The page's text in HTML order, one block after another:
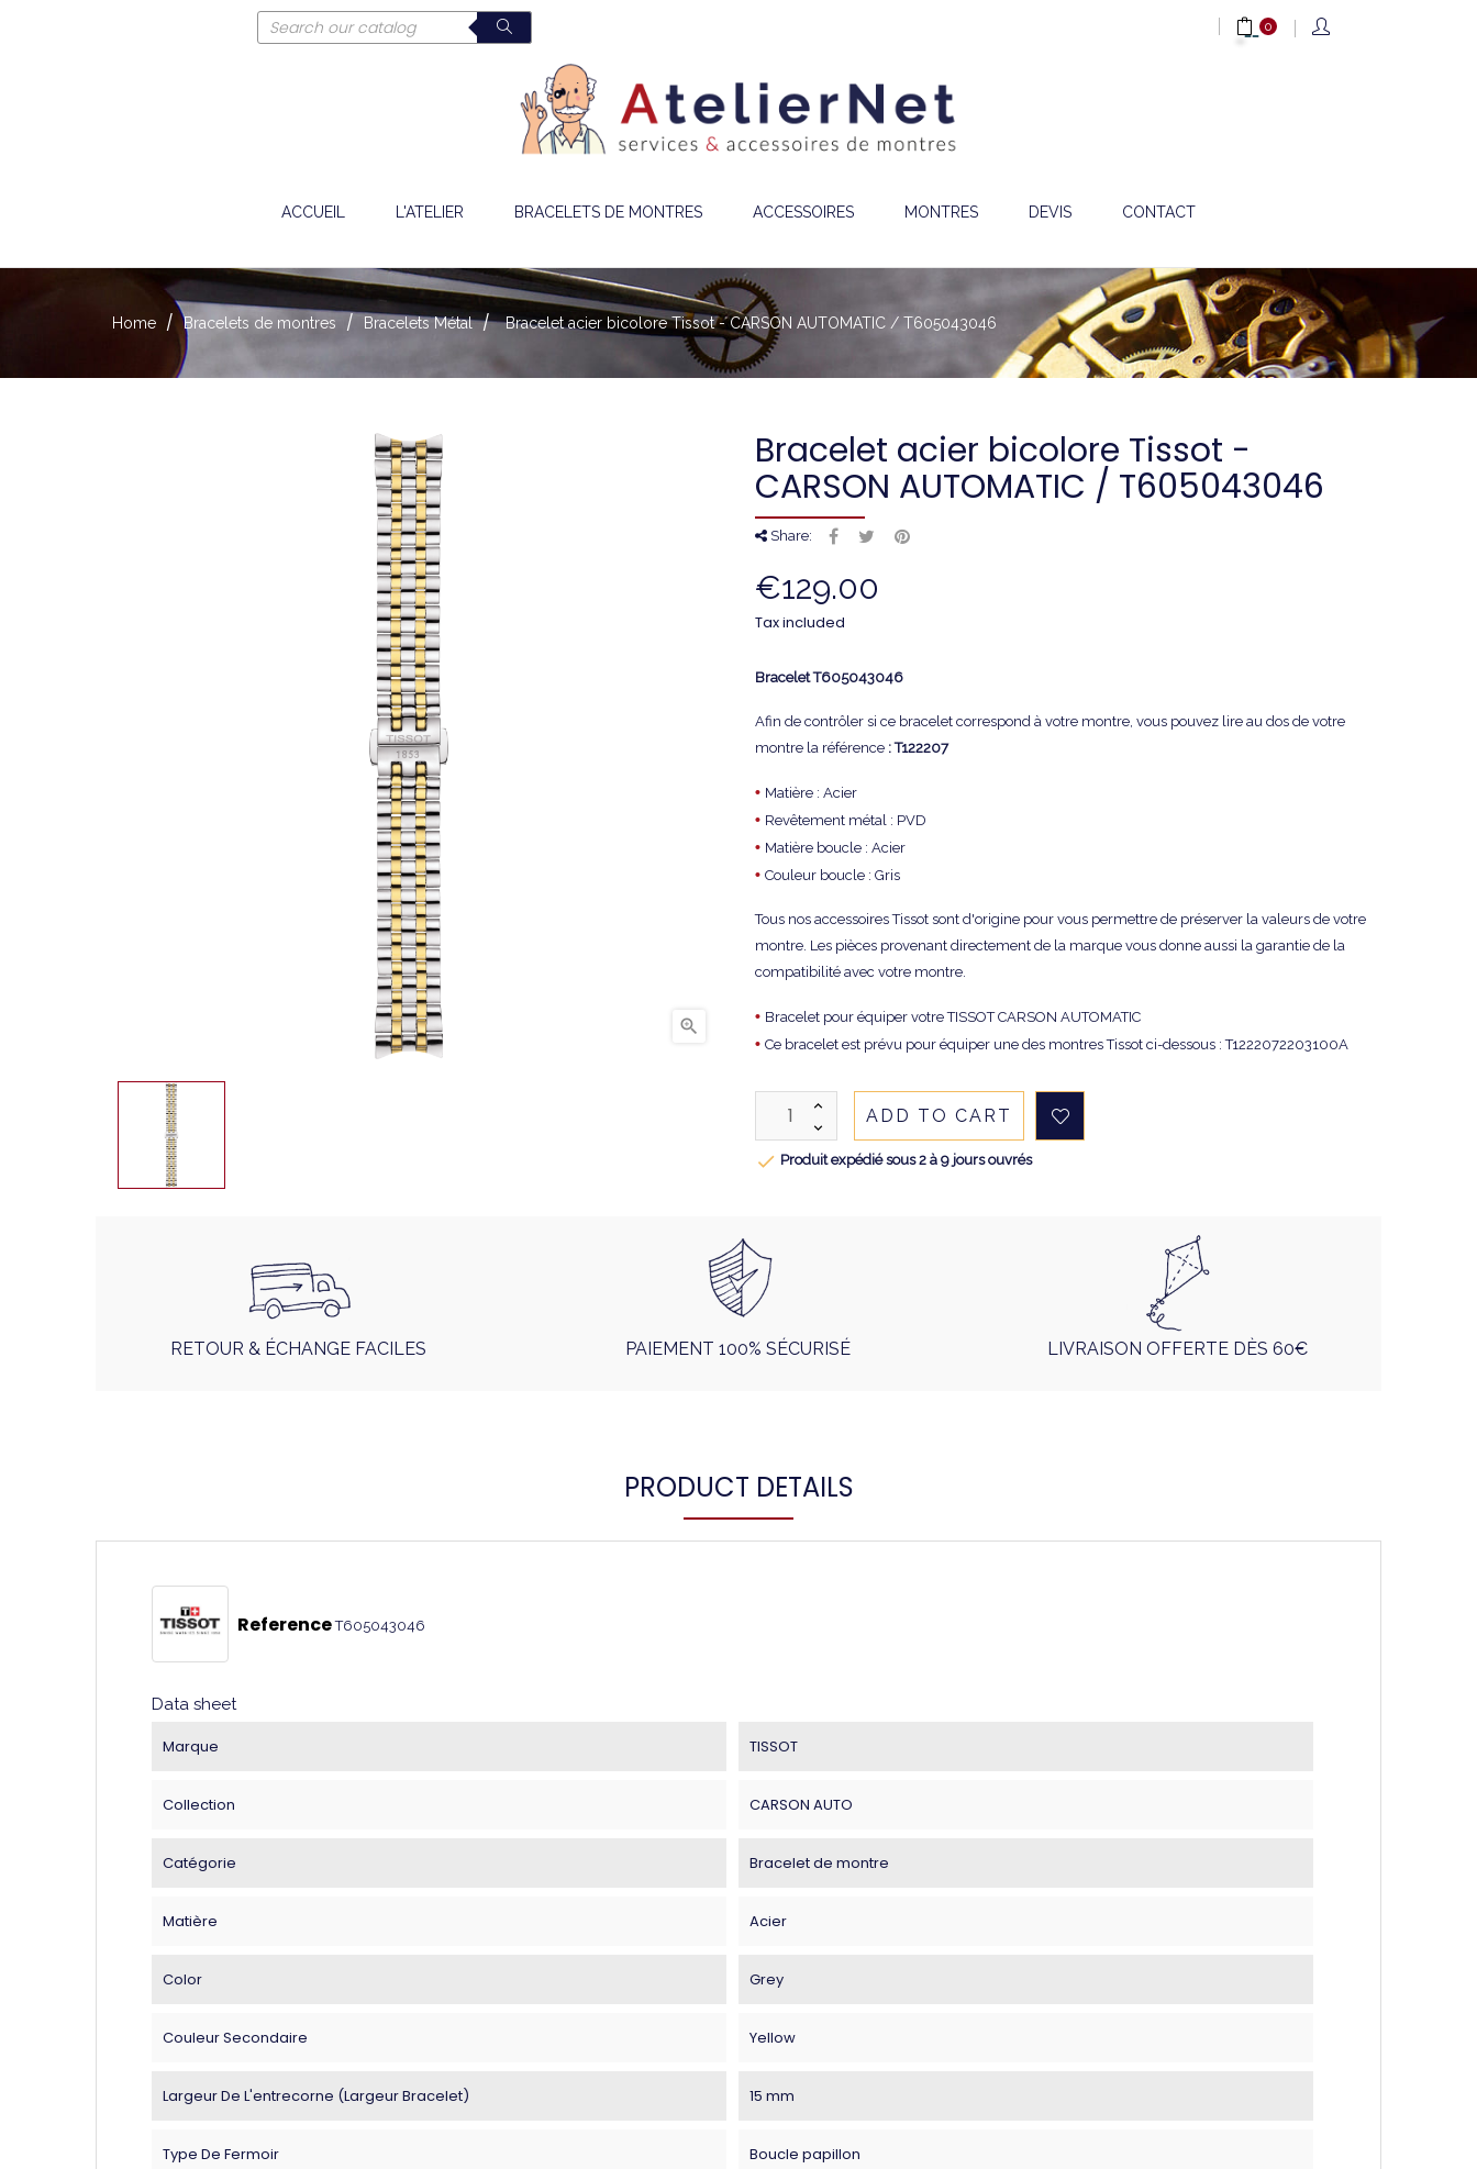
0
ACCUEIL L'ATELIER BRACELETS DE MONTRES ACCESSOIRES MONTRES DEVIS CONTACT
Home Bracelets de montres Bracelets Métal Bracelet acier bicolore Tissot - CARSON AUTOMATIC / T605043046

Bracelet acier bicolore Tissot -
CARSON AUTOMATIC / T605043046
Share:
€129.00
Tax included
BraceletT605043046
Afin de contrôler si ce bracelet correspond à votre montre, vous pouvez lire au dos de votre
montre la référence : T122207
• Matière : Acier
• Revêtement métal : PVD
• Matière boucle : Acier
• Couleur boucle : Gris
Tous nos accessoires Tissot sont d'origine pour vous permettre de préserver la valeurs de votre
montre. Les pièces provenant directement de la marque vous donne aussi la garantie de la
compatibilité avec votre montre.
• Bracelet pour équiper votre TISSOT CARSON AUTOMATIC
• Ce bracelet est prévu pour équiper une des montres Tissot ci-dessous : T1222072203100A
ADD TO CART
 Produit expédié sous 2 à 9 jours ouvrés
RETOUR & ÉCHANGE FACILES PAIEMENT 100% SÉCURISÉ LIVRAISON OFFERTE DÈS 60€
PRODUCT DETAILS
Reference T605043046
Data sheet
Marque TISSOT
Collection CARSON AUTO
Catégorie Bracelet de montre
Matière Acier
Color Grey
Couleur Secondaire Yellow
Largeur De L'entrecorne (largeur Bracelet) 15 mm
Type De Fermoir Boucle papillon